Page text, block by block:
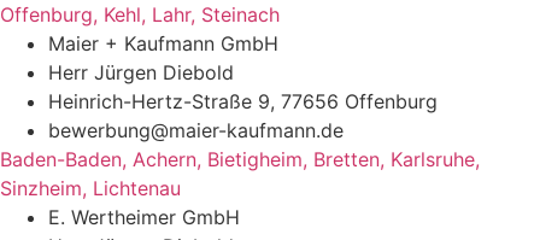
Offenburg, Kehl, Lahr, Steinach
Maier + Kaufmann GmbH
Herr Jürgen Diebold
Heinrich-Hertz-Straße 9, 77656 Offenburg
bewerbung@maier-kaufmann.de
Baden-Baden, Achern, Bietigheim, Bretten, Karlsruhe,
Sinzheim, Lichtenau
E. Wertheimer GmbH